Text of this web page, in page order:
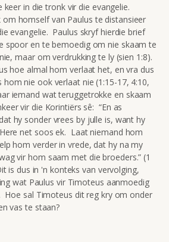
keer in die tronk vir die evangelie.
homself van Paulus te distansieer
evangelie. Paulus skryf hierdie brief
spoor en te bemoedig om nie skaam te
maar om verdrukking te ly (sien 1:8).
hoe almal hom verlaat het, en vra dus
nie ook verlaat nie (1:15-17, 4:10,
iemand wat teruggetrokke en skaam
vir die Korintiërs sê: “En as
hy sonder vrees by julle is, want hy
net soos ek. Laat niemand hom
hom verder in vrede, dat hy na my
vir hom saam met die broeders.” (1
is dus in 'n konteks van vervolging,
wat Paulus vir Timoteus aanmoedig
Hoe sal Timoteus dit reg kry om onder
vas te staan?